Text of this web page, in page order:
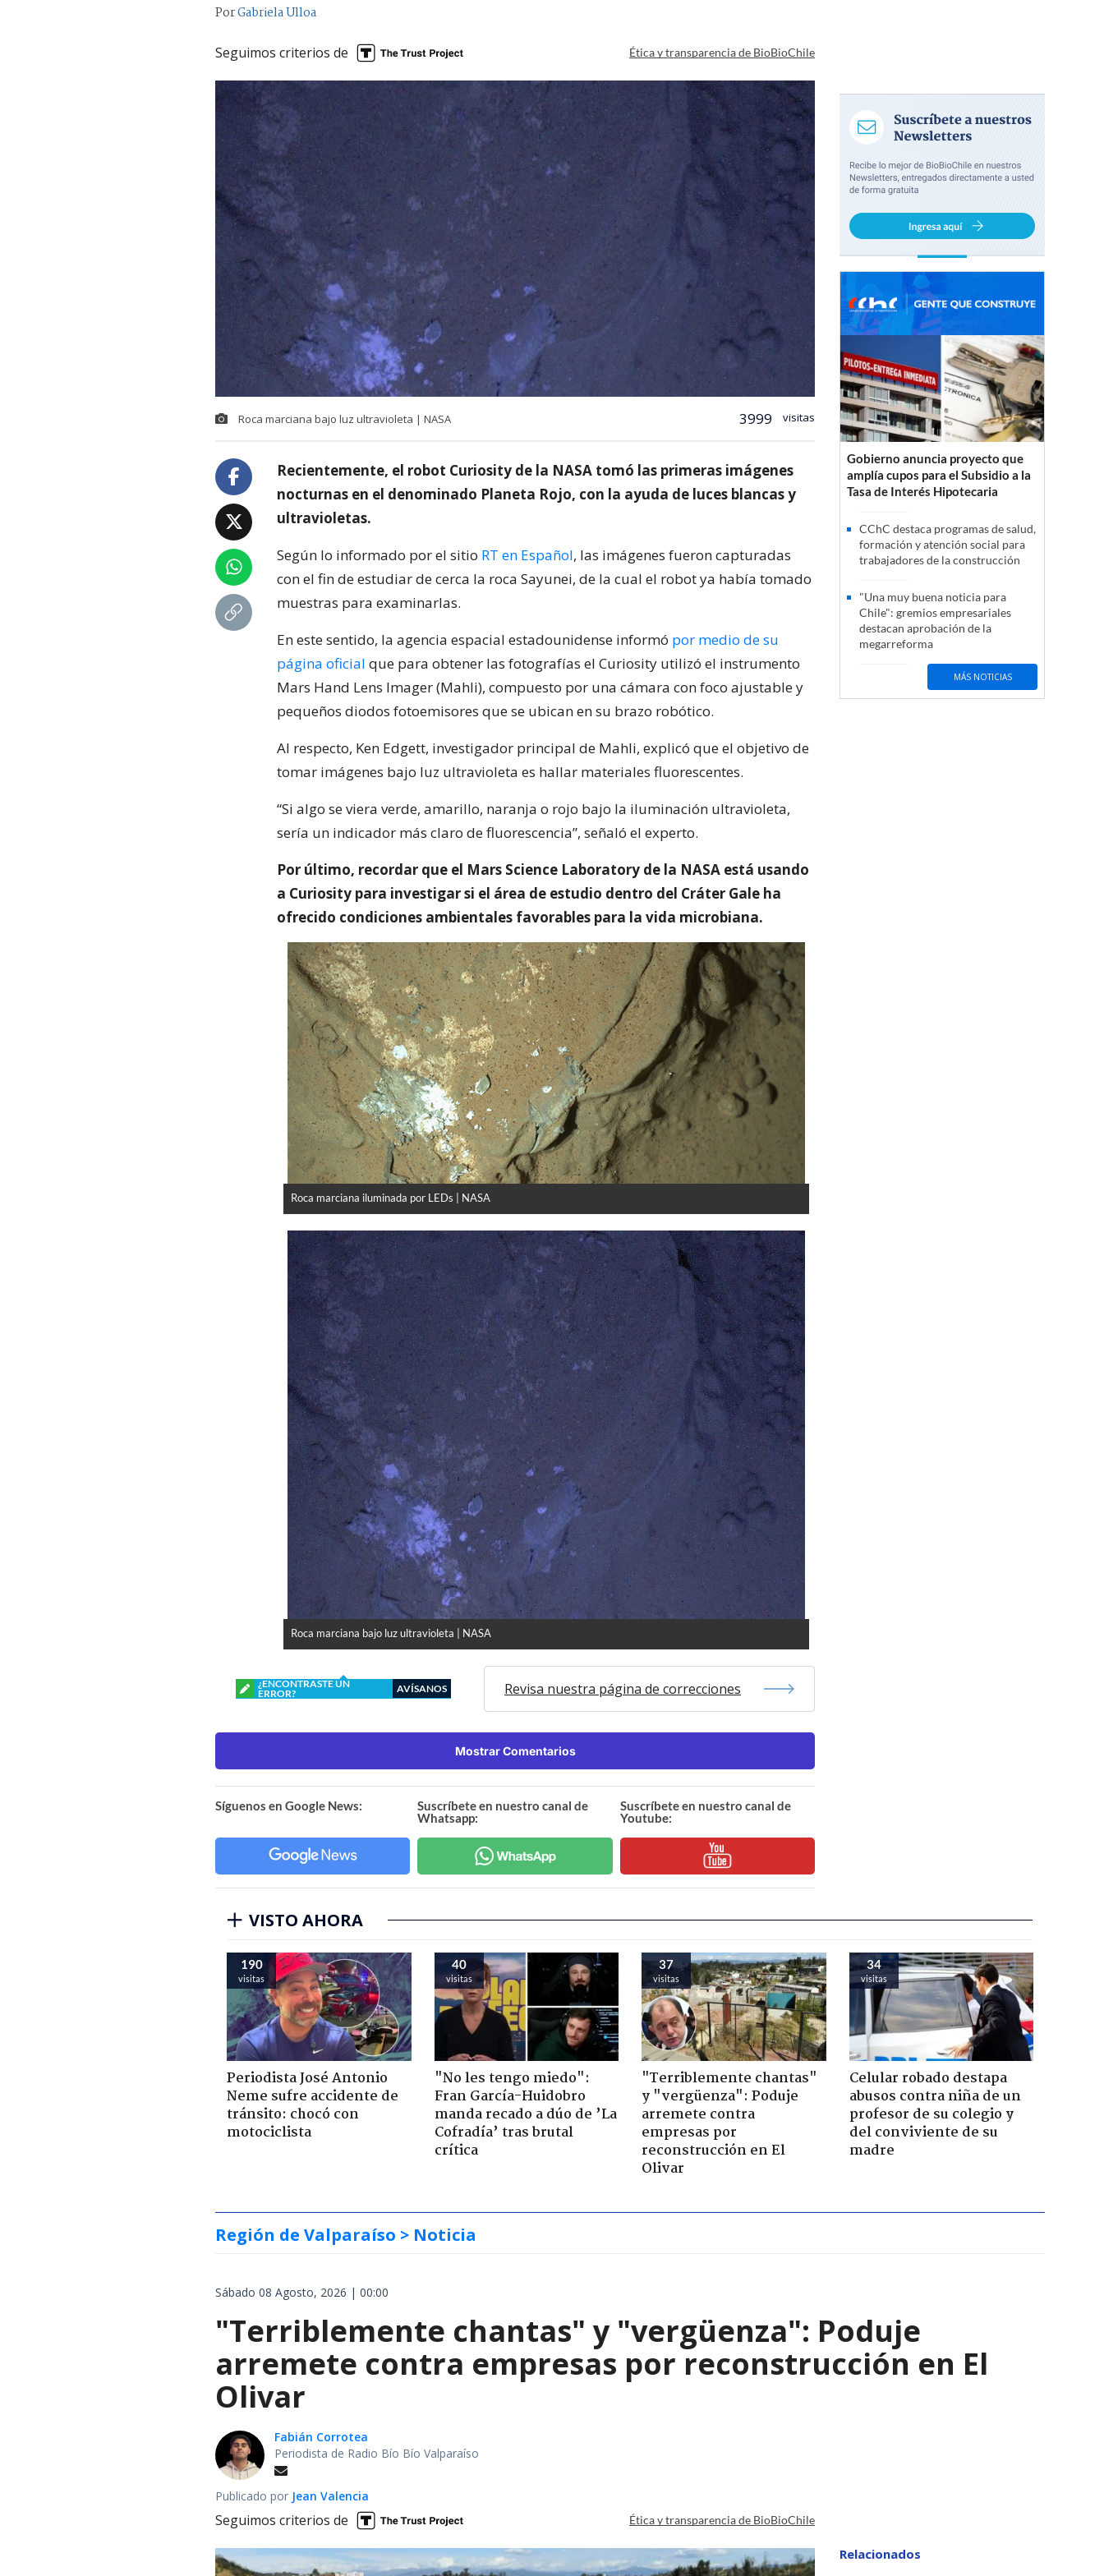
PorGabriela Ulloa
Seguimos criterios de Ética y transparencia de BioBioChile
Roca marciana bajo luz ultravioleta | NASA 3999 visitas
Recientemente, el robot Curiosity de la NASA tomó las primeras imágenes
nocturnas en el denominado Planeta Rojo, con la ayuda de luces blancas y
ultravioletas.
Según lo informado por el sitio RT en Español, las imágenes fueron capturadas
con el fin de estudiar de cerca la roca Sayunei, de la cual el robot ya había tomado
muestras para examinarlas.
En este sentido, la agencia espacial estadounidense informó por medio de su
página oficial que para obtener las fotografías el Curiosity utilizó el instrumento
Mars Hand Lens Imager (Mahli), compuesto por una cámara con foco ajustable y
pequeños diodos fotoemisores que se ubican en su brazo robótico.
Al respecto, Ken Edgett, investigador principal de Mahli, explicó que el objetivo de
tomar imágenes bajo luz ultravioleta es hallar materiales fluorescentes.
“Si algo se viera verde, amarillo, naranja o rojo bajo la iluminación ultravioleta,
sería un indicador más claro de fluorescencia”, señaló el experto.
Por último, recordar que el Mars Science Laboratory de la NASA está usando
a Curiosity para investigar si el área de estudio dentro del Cráter Gale ha
ofrecido condiciones ambientales favorables para la vida microbiana.
Roca marciana iluminada por LEDs | NASA
Roca marciana bajo luz ultravioleta | NASA
¿ENCONTRASTE UN
ERROR?
AVÍSANOS Revisa nuestra página de correcciones
Mostrar Comentarios
Síguenos en Google News:
Suscríbete en nuestro canal de
Whatsapp:
Suscríbete en nuestro canal de
Youtube:
Gobierno anuncia proyecto que
amplía cupos para el Subsidio a la
Tasa de Interés Hipotecaria
CChC destaca programas de salud,
formación y atención social para
trabajadores de la construcción
"Una muy buena noticia para
Chile": gremios empresariales
destacan aprobación de la
megarreforma
MÁS NOTICIAS
VISTO AHORA
190
visitas
Periodista José Antonio
Neme sufre accidente de
tránsito: chocó con
motociclista
40
visitas
"No les tengo miedo":
Fran García-Huidobro
manda recado a dúo de ’La
Cofradía’ tras brutal
crítica
37
visitas
"Terriblemente chantas"
y "vergüenza": Poduje
arremete contra
empresas por
reconstrucción en El
Olivar
34
visitas
Celular robado destapa
abusos contra niña de un
profesor de su colegio y
del conviviente de su
madre
Región de Valparaíso > Noticia
Sábado 08 Agosto, 2026 | 00:00
"Terriblemente chantas" y "vergüenza": Poduje
arremete contra empresas por reconstrucción en El
Olivar
Fabián Corrotea
Periodista de Radio Bío Bío Valparaíso
Publicado por Jean Valencia
Seguimos criterios de Ética y transparencia de BioBioChile
Relacionados